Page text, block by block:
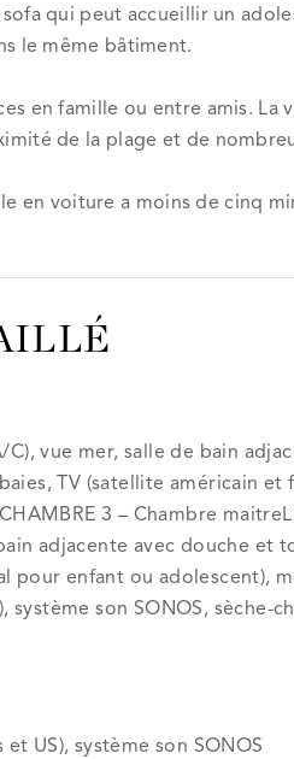
qui peut accueillir un
le même bâtiment.
en famille ou entre amis. La
de la plage et de
en voiture a moins de cinq
vue mer, salle de bain
TV (satellite américain et
3 – Chambre
adjacente avec douche et
pour enfant ou adolescent),
système son SONOS, sèche-
US), système son SONOS